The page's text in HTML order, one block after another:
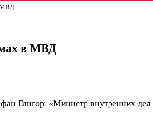
МВД
в МВД
Глигор: «Министр внутренних